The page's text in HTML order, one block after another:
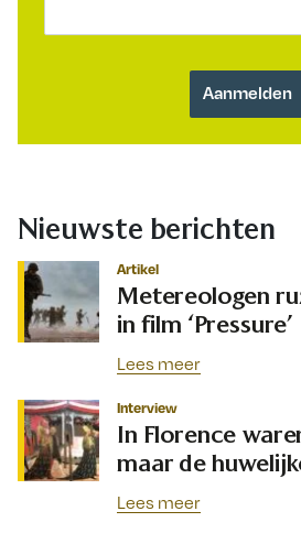
Nieuwste berichten
Artikel
Metereologen
in film ‘Pressure’
Lees meer
Interview
In Florence
maar de
Lees meer